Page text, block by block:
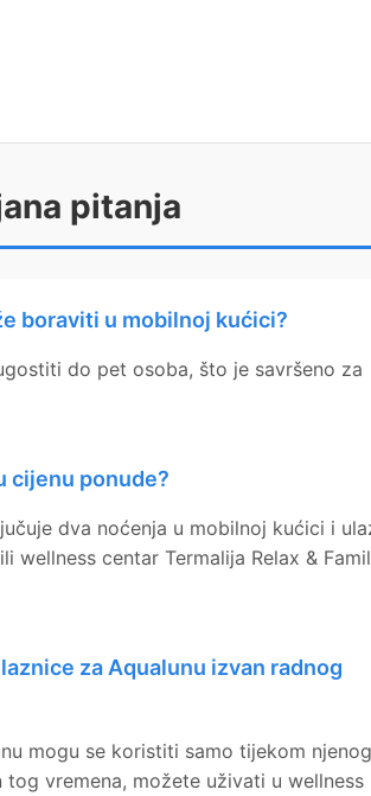
pitanja
boraviti u mobilnoj kućici?
do pet osoba, što je savršeno za
cijenu ponude?
dva noćenja u mobilnoj kućici i
wellness centar Termalija Relax &
za Aqualunu izvan radnog
mogu se koristiti samo tijekom njenog
tog vremena, možete uživati u wellness